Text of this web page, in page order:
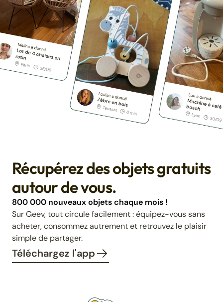
Récupérez des objets gratuits
autour de vous.
800 000 nouveaux objets chaque mois !
Sur Geev, tout circule facilement : équipez-vous sans
acheter, consommez autrement et retrouvez le plaisir
simple de partager.
Téléchargez l'app